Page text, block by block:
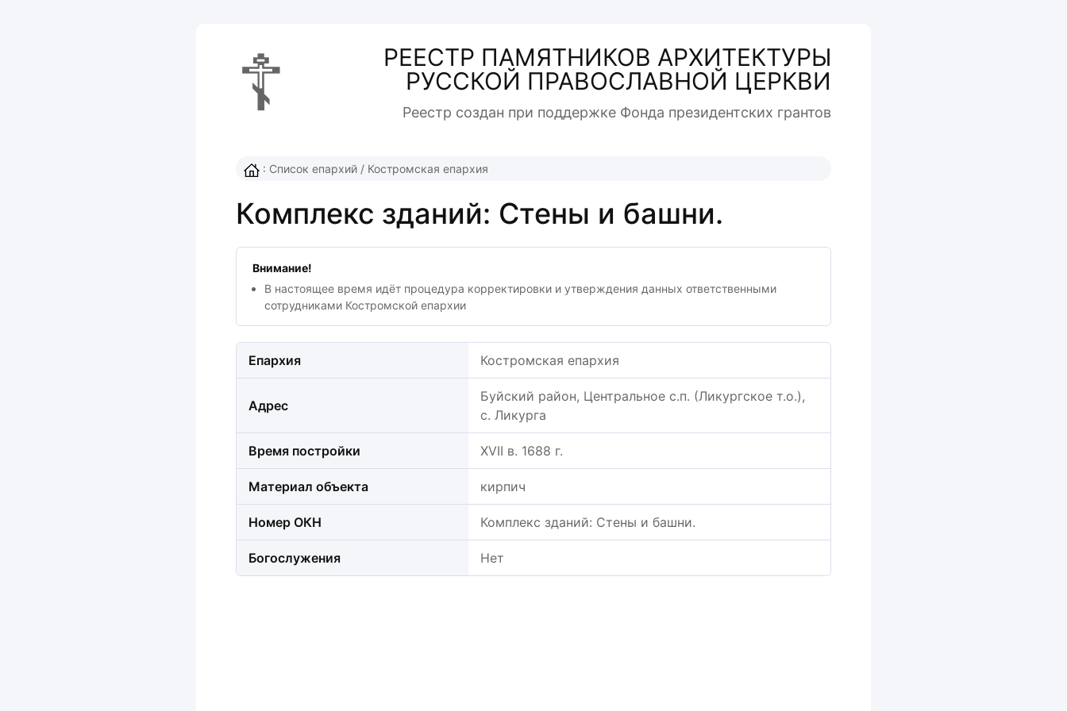
☦
РЕЕСТР ПАМЯТНИКОВ АРХИТЕКТУРЫ
РУССКОЙ ПРАВОСЛАВНОЙ ЦЕРКВИ
Реестр создан при поддержке Фонда президентcких грантов
: Список епархий / Костромская епархия
Комплекс зданий: Стены и башни.
Внимание!
В настоящее время идёт процедура корректировки и утверждения данных ответственными
сотрудниками Костромской епархии
Епархия Костромская епархия
Адрес
Буйский район, Центральное с.п. (Ликургское т.о.),
с. Ликурга
Время постройки XVII в. 1688 г.
Материал объекта кирпич
Номер ОКН Комплекс зданий: Стены и башни.
Богослужения Нет